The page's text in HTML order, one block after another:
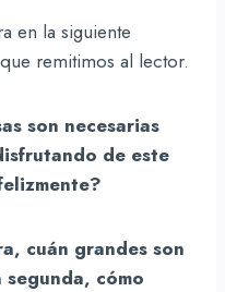
en la siguiente
remitimos al lector.
son necesarias
de este
cuán grandes son
segunda, cómo